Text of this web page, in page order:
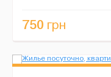
750 грн